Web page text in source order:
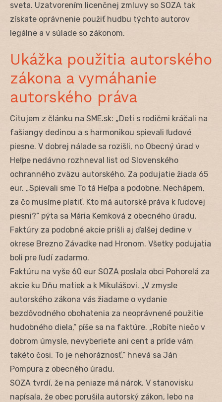
sveta. Uzatvorením licenčnej zmluvy so SOZA tak
získate oprávnenie použiť hudbu týchto autorov
legálne a v súlade so zákonom.
Ukážka použitia autorského
zákona a vymáhanie
autorského práva
Citujem z článku na SME.sk: „Deti s rodičmi kráčali na
fašiangy dedinou a s harmonikou spievali ľudové
piesne. V dobrej nálade sa rozišli, no Obecný úrad v
Heľpe nedávno rozhneval list od Slovenského
ochranného zväzu autorského. Za podujatie žiada 65
eur. „Spievali sme To tá Heľpa a podobne. Nechápem,
za čo musíme platiť. Kto má autorské práva k ľudovej
piesni?“ pýta sa Mária Kemková z obecného úradu.
Faktúry za podobné akcie prišli aj ďalšej dedine v
okrese Brezno Závadke nad Hronom. Všetky podujatia
boli pre ľudí zadarmo.
Faktúru na vyše 60 eur SOZA poslala obci Pohorelá za
akcie ku Dňu matiek a k Mikulášovi. „V zmysle
autorského zákona vás žiadame o vydanie
bezdôvodného obohatenia za neoprávnené použitie
hudobného diela,“ píše sa na faktúre. „Robíte niečo v
dobrom úmysle, nevyberiete ani cent a príde vám
takéto čosi. To je nehoráznosť,“ hnevá sa Ján
Pompura z obecného úradu.
SOZA tvrdí, že na peniaze má nárok. V stanovisku
napísala, že obec porušila autorský zákon, lebo na